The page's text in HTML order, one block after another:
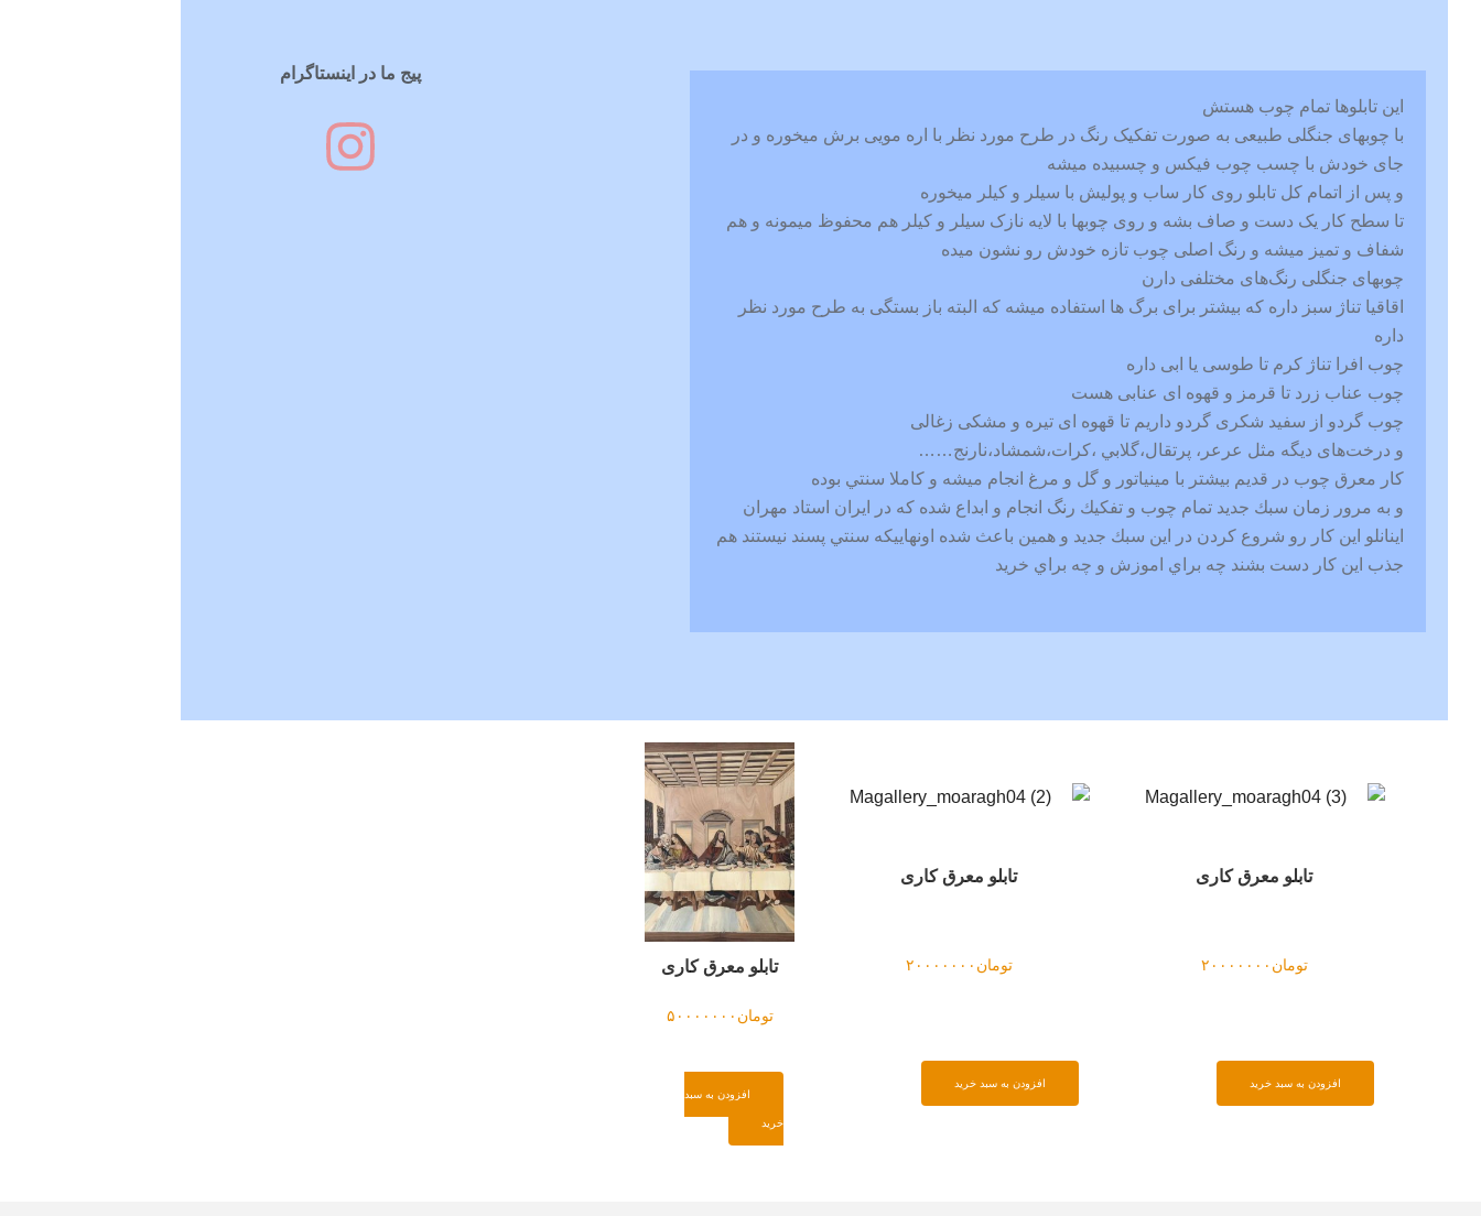
این تابلوها تمام چوب هستش
با چوبهای جنگلی طبیعی به صورت تفکیک رنگ در طرح مورد نظر با اره مویی برش میخوره و در
جای خودش با چسب چوب فیکس و چسبیده میشه
و پس از اتمام کل تابلو روی کار ساب و پولیش با سیلر و کیلر میخوره
تا سطح کار یک دست و صاف بشه و روی چوبها با لایه نازک سیلر و کیلر هم محفوظ میمونه و هم
شفاف و تمیز میشه و رنگ اصلی چوب تازه خودش رو نشون میده
چوبهای جنگلی رنگ‌های مختلفی دارن
اقاقیا تناژ سبز داره که بیشتر برای برگ ها استفاده میشه که البته باز بستگی به طرح مورد نظر
داره
چوب افرا تناژ کرم تا طوسی یا ابی داره
چوب عناب زرد تا قرمز و قهوه ای عنابی هست
چوب گردو از سفید شکری گردو داریم تا قهوه ای تیره و ‌مشکی زغالی
و درخت‌های دیگه مثل عرعر، پرتقال،گلابي ،كرات،شمشاد،نارنج……
كار معرق چوب در قديم بيشتر با مينياتور و گل و مرغ انجام ميشه و كاملا سنتي بوده
و به مرور زمان سبك جديد تمام چوب و تفكيك رنگ انجام و ابداع شده كه در ايران استاد مهران
اينانلو اين كار رو شروع كردن در اين سبك جديد و همين باعث شده اونهاييكه سنتي پسند نيستند هم
جذب اين كار دست بشند چه براي اموزش و چه براي خريد
پیج ما در اینستاگرام
تابلو معرق کاری
تومان ۲۰۰۰۰۰۰۰
افزودن به سبد خرید
تابلو معرق کاری
تومان ۲۰۰۰۰۰۰۰
افزودن به سبد خرید
تابلو معرق کاری
تومان ۵۰۰۰۰۰۰۰
افزودن به سبد
خرید